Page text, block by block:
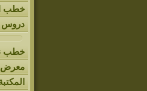
خطب
دروس
خطب
معرض